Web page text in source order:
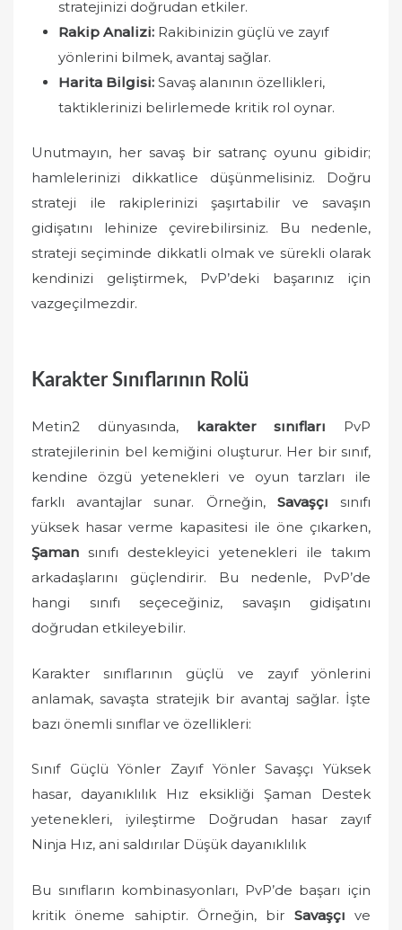
stratejinizi doğrudan etkiler.
Rakip Analizi: Rakibinizin güçlü ve zayıf
yönlerini bilmek, avantaj sağlar.
Harita Bilgisi: Savaş alanının özellikleri,
taktiklerinizi belirlemede kritik rol oynar.
Unutmayın, her savaş bir satranç oyunu gibidir;
hamlelerinizi dikkatlice düşünmelisiniz. Doğru
strateji ile rakiplerinizi şaşırtabilir ve savaşın
gidişatını lehinize çevirebilirsiniz. Bu nedenle,
strateji seçiminde dikkatli olmak ve sürekli olarak
kendinizi geliştirmek, PvP’deki başarınız için
vazgeçilmezdir.
Karakter Sınıflarının Rolü
Metin2 dünyasında, karakter sınıfları PvP
stratejilerinin bel kemiğini oluşturur. Her bir sınıf,
kendine özgü yetenekleri ve oyun tarzları ile
farklı avantajlar sunar. Örneğin, Savaşçı sınıfı
yüksek hasar verme kapasitesi ile öne çıkarken,
Şaman sınıfı destekleyici yetenekleri ile takım
arkadaşlarını güçlendirir. Bu nedenle, PvP’de
hangi sınıfı seçeceğiniz, savaşın gidişatını
doğrudan etkileyebilir.
Karakter sınıflarının güçlü ve zayıf yönlerini
anlamak, savaşta stratejik bir avantaj sağlar. İşte
bazı önemli sınıflar ve özellikleri:
Sınıf Güçlü Yönler Zayıf Yönler Savaşçı Yüksek
hasar, dayanıklılık Hız eksikliği Şaman Destek
yetenekleri, iyileştirme Doğrudan hasar zayıf
Ninja Hız, ani saldırılar Düşük dayanıklılık
Bu sınıfların kombinasyonları, PvP’de başarı için
kritik öneme sahiptir. Örneğin, bir Savaşçı ve